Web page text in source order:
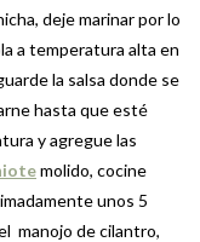
deje marinar por lo
a temperatura alta en
la salsa donde se
hasta que esté
y agregue las
molido, cocine
unos 5
manojo de cilantro,